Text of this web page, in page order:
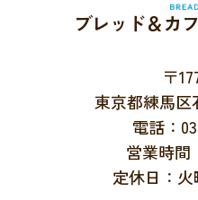
ブレッド＆カ
〒
東京都練馬区
電話：
営業時間
定休日：